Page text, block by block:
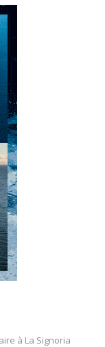
à La Signoria